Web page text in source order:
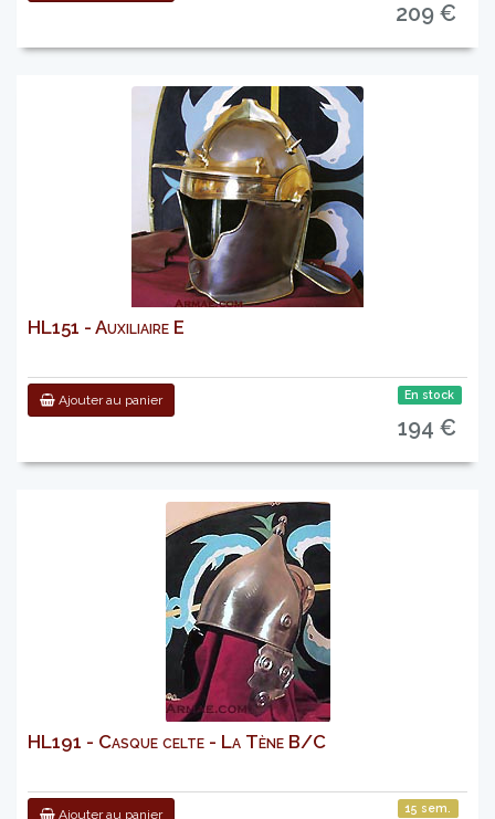
209 €
HL151 - Auxiliaire E
Ajouter au panier En stock
194 €
HL191 - Casque celte - La Tène B/C
Ajouter au panier 15 sem.